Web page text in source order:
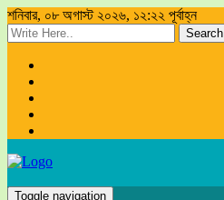
শনিবার, ০৮ অগাস্ট ২০২৬, ১২:২২ পূর্বাহ্ন
Search
Toggle navigation